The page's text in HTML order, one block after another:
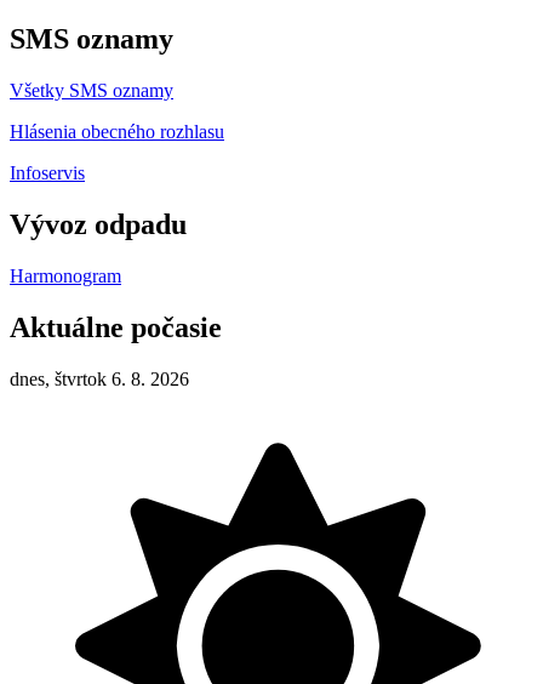
SMS oznamy
Všetky SMS oznamy
Hlásenia obecného rozhlasu
Infoservis
Vývoz odpadu
Harmonogram
Aktuálne počasie
dnes, štvrtok 6. 8. 2026